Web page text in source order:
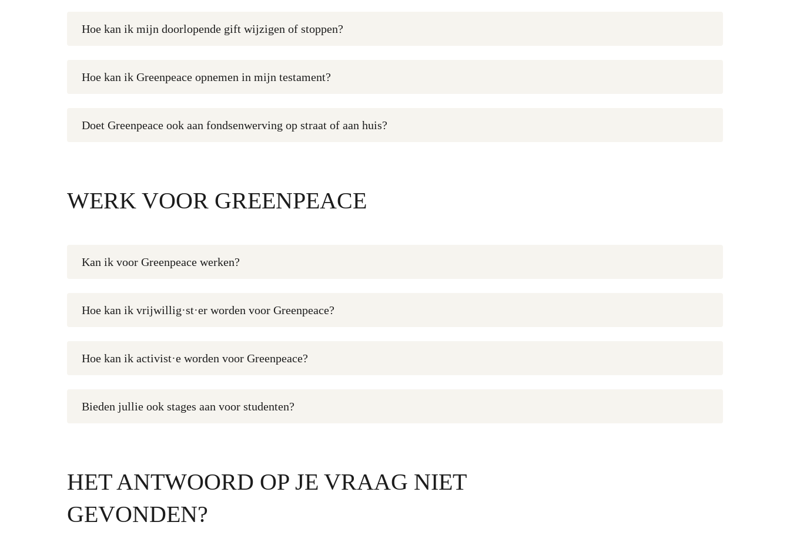
Hoe kan ik mijn doorlopende gift wijzigen of stoppen?
Hoe kan ik Greenpeace opnemen in mijn testament?
Doet Greenpeace ook aan fondsenwerving op straat of aan huis?
WERK VOOR GREENPEACE
Kan ik voor Greenpeace werken?
Hoe kan ik vrijwillig·st·er worden voor Greenpeace?
Hoe kan ik activist·e worden voor Greenpeace?
Bieden jullie ook stages aan voor studenten?
HET ANTWOORD OP JE VRAAG NIET
GEVONDEN?